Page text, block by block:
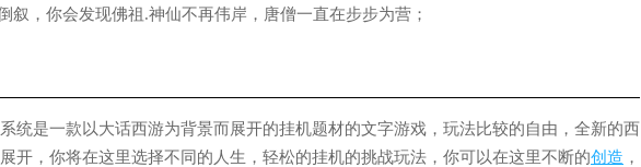
叙，你会发现佛祖.神仙不再伟岸，唐僧一直在步步为营；
统是一款以大话西游为背景而展开的挂机题材的文字游戏，玩法比较的自由，全新的西
开，你将在这里选择不同的人生，轻松的挂机的挑战玩法，你可以在这里不断的创造 ，